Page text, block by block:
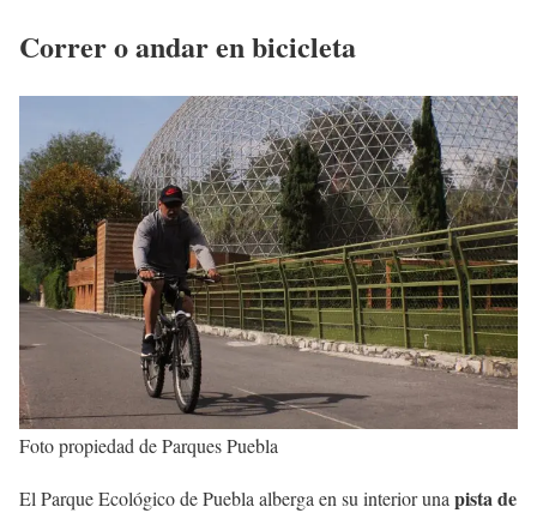
Correr o andar en bicicleta
Foto propiedad de Parques Puebla
El Parque Ecológico de Puebla alberga en su interior una pista de